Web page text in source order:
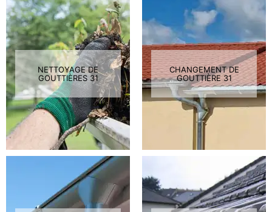
NETTOYAGE DE
GOUTTIÈRES 31
CHANGEMENT DE
GOUTTIÈRE 31